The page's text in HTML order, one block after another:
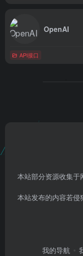
OpenAI
API接口
本站部分资源收集
本站发布的内容若
我的导航